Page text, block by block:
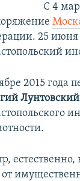
С 4
25 июня
2015 года
от